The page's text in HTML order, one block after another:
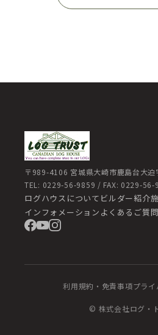
〒989-4106 宮城県大崎市鹿島台大迫
TEL: 0229-56-9859 / FAX: 0229-56-
ログハウスについて ビルダー紹介
インフォメーション よくあるご質問
利用規約・免責事項プラ
© 株式会社ログ・